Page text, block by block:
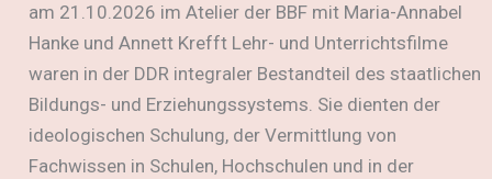
am 21.10.2026 im Atelier der BBF mit Maria-Annabel
Hanke und Annett Krefft Lehr- und Unterrichtsfilme
waren in der DDR integraler Bestandteil des staatlichen
Bildungs- und Erziehungssystems. Sie dienten der
ideologischen Schulung, der Vermittlung von
Fachwissen in Schulen, Hochschulen und in der